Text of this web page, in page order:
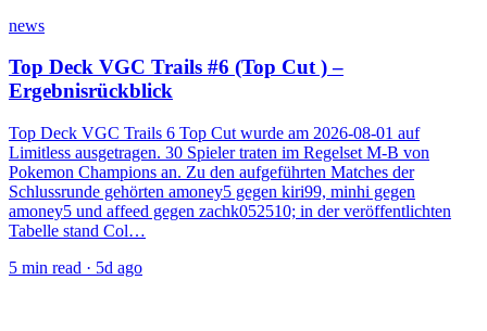
news
Top Deck VGC Trails #6 (Top Cut ) –
Ergebnisrückblick
Top Deck VGC Trails 6 Top Cut wurde am 2026-08-01 auf
Limitless ausgetragen. 30 Spieler traten im Regelset M-B von
Pokemon Champions an. Zu den aufgeführten Matches der
Schlussrunde gehörten amoney5 gegen kiri99, minhi gegen
amoney5 und affeed gegen zachk052510; in der veröffentlichten
Tabelle stand Col…
5 min read · 5d ago